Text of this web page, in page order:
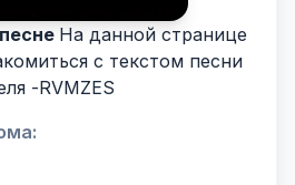
На данной странице
с текстом песни
-RVMZES